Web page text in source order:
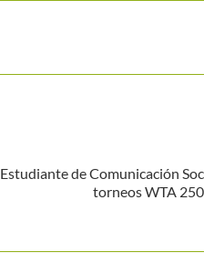
Estudiante de Comunicación
torneos WTA